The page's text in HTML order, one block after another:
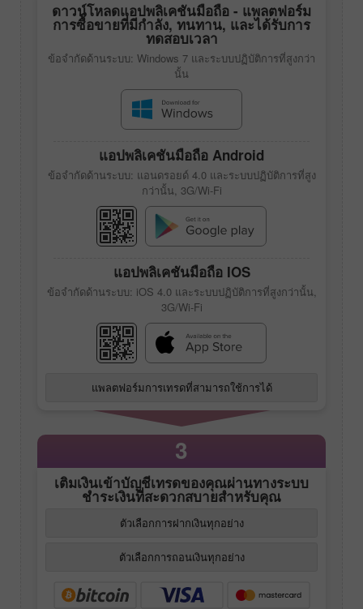
ดาวน์โหลดแอปพลิเคชันมือถือ - แพลตฟอร์ม
การซื้อขายที่มีกำลัง, ทนทาน, และได้รับการ
ทดสอบเวลา
ข้อจำกัดด้านระบบ: Windows 7 และระบบปฏิบัติการที่สูงกว่า
นั้น
แอปพลิเคชันมือถือ Android
ข้อจำกัดด้านระบบ: แอนดรอยด์ 4.0 และระบบปฏิบัติการที่สูง
กว่านั้น, 3G/Wi-Fi
แอปพลิเคชันมือถือ IOS
ข้อจำกัดด้านระบบ: iOS 4.0 และระบบปฏิบัติการที่สูงกว่านั้น,
3G/Wi-Fi
แพลตฟอร์มการเทรดที่สามารถใช้การได้
3
เติมเงินเข้าบัญชีเทรดของคุณผ่านทางระบบ
ชำระเงินที่สะดวกสบายสำหรับคุณ
ตัวเลือกการฝากเงินทุกอย่าง
ตัวเลือกการถอนเงินทุกอย่าง